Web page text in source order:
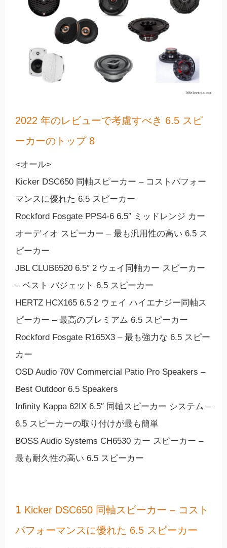
2022 年のレビューで考慮すべき 6.5 スピ
ーカーのトップ 8
<オール>
Kicker DSC650 同軸スピーカー – コストパフォー
マンスに優れた 6.5 スピーカー
Rockford Fosgate PPS4-6 6.5″ ミッドレンジ カー
オーディオ スピーカー – 最も汎用性の高い 6.5 ス
ピーカー
JBL CLUB6520 6.5″ 2 ウェイ同軸カー スピーカー
– ベスト バジェット 6.5 スピーカー
HERTZ HCX165 6.5 2 ウェイ ハイエナジー同軸ス
ピーカー – 最高のプレミアム 6.5 スピーカー
Rockford Fosgate R165X3 – 最も強力な 6.5 スピー
カー
OSD Audio 70V Commercial Patio Pro Speakers –
Best Outdoor 6.5 Speakers
Infinity Kappa 62IX 6.5″ 同軸スピーカー システム –
6.5 スピーカーの取り付けが最も簡単
BOSS Audio Systems CH6530 カー スピーカー –
最も耐久性の高い 6.5 スピーカー
1 Kicker DSC650 同軸スピーカー – コスト
パフォーマンスに優れた 6.5 スピーカー